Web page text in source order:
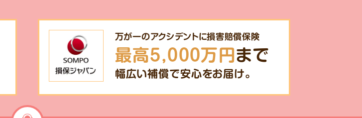
万が一のアクシデントに損害賠償保険
最高5,000万円まで
幅広い補償で安心をお届け。